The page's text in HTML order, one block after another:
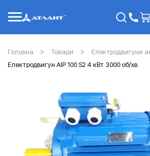
Головна Товари
Електродвигуни
Електродвигун АІР 100 S2 4 кВт 3000 об/хв